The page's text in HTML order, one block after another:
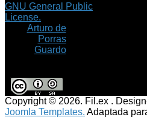
GNU General Public
License.
Arturo de
Porras
Guardo
Copyright © 2026. Fil.ex .
Joomla Templates. Adaptada